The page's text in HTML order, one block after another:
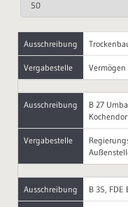
Ausschreibung
Vergabestelle
Ausschreibung
B 27
Vergabestelle
Ausschreibung B 35, FDE